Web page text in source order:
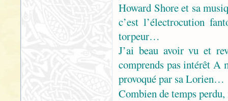
Howard Shore et sa
c’est l’électrocution
torpeur…
J’ai beau avoir vu et
comprends pas intérêt A
provoqué par sa Lorien…
Combien de temps